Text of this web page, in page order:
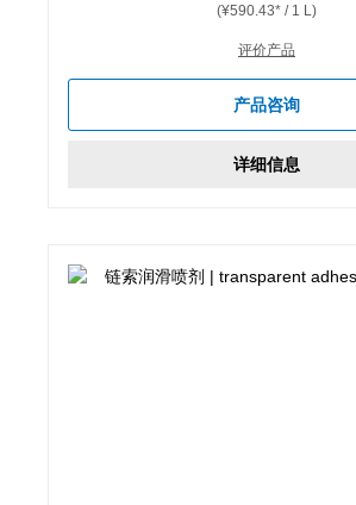
(¥590.43* / 1 L)
评价产品
产品咨询
详细信息